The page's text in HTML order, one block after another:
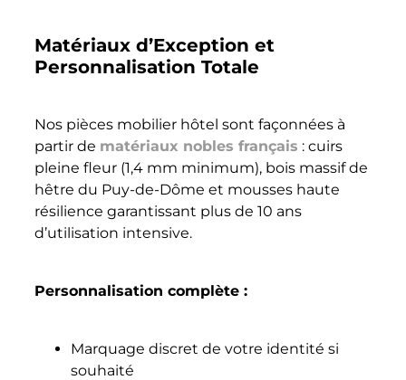
Matériaux d’Exception et
Personnalisation Totale
Nos pièces mobilier hôtel sont façonnées à
partir de matériaux nobles français : cuirs
pleine fleur (1,4 mm minimum), bois massif de
hêtre du Puy-de-Dôme et mousses haute
résilience garantissant plus de 10 ans
d’utilisation intensive.
Personnalisation complète :
Marquage discret de votre identité si
souhaité